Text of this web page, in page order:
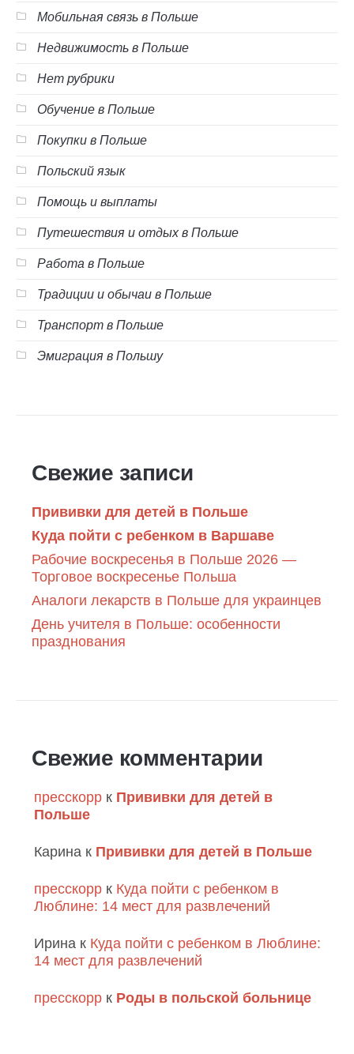
Мобильная связь в Польше
Недвижимость в Польше
Нет рубрики
Обучение в Польше
Покупки в Польше
Польский язык
Помощь и выплаты
Путешествия и отдых в Польше
Работа в Польше
Традиции и обычаи в Польше
Транспорт в Польше
Эмиграция в Польшу
Свежие записи
Прививки для детей в Польше
Куда пойти с ребенком в Варшаве
Рабочие воскресенья в Польше 2026 —
Торговое воскресенье Польша
Аналоги лекарств в Польше для украинцев
День учителя в Польше: особенности
празднования
Свежие комментарии
пресскорр к Прививки для детей в
Польше
Карина к Прививки для детей в Польше
пресскорр к Куда пойти с ребенком в
Люблине: 14 мест для развлечений
Ирина к Куда пойти с ребенком в Люблине:
14 мест для развлечений
пресскорр к Роды в польской больнице